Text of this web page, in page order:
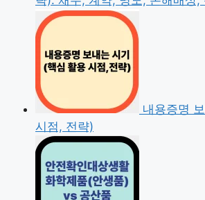
내용증명
시점, 전략)